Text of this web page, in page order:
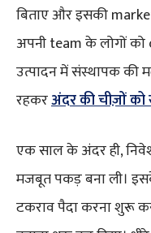
बिताए और इसकी
अपनी team के लोगों को
उत्पादन में संस्थापक
रहकरअंदर की चीज़ों
एक साल के अंदर ही,
मजबूत पकड़ बना ली।
टकराव पैदा करना शुरू